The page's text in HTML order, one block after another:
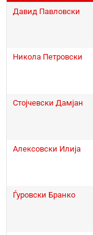
Давид Павловски
Никола Петровски
Стојчевски Дамјан
Алексовски Илија
Ѓуровски Бранко